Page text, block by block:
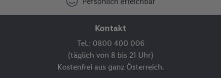
Kontakt
Tel.: 0800 400 006
(täglich von 8 bis 21 Uhr)
Kostenfrei aus ganz Österreich.